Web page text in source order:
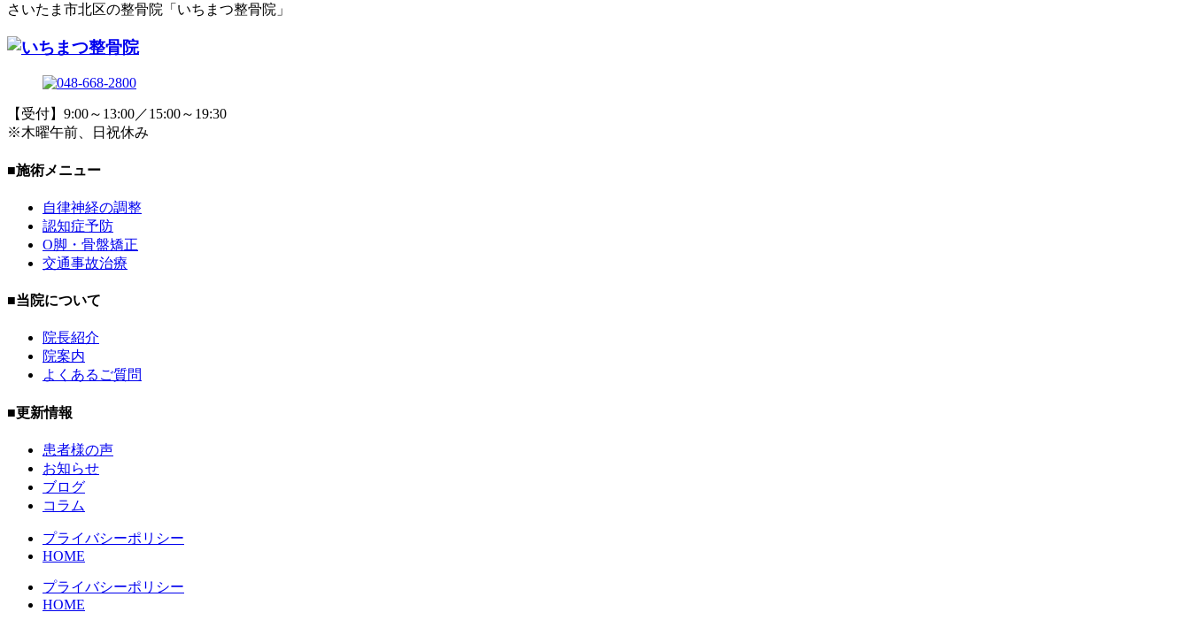
さいたま市北区の整骨院「いちまつ整骨院」
【受付】9:00～13:00／15:00～19:30
※木曜午前、日祝休み
■施術メニュー
自律神経の調整
認知症予防
O脚・骨盤矯正
交通事故治療
■当院について
院長紹介
院案内
よくあるご質問
■更新情報
患者様の声
お知らせ
ブログ
コラム
プライバシーポリシー
HOME
プライバシーポリシー
HOME